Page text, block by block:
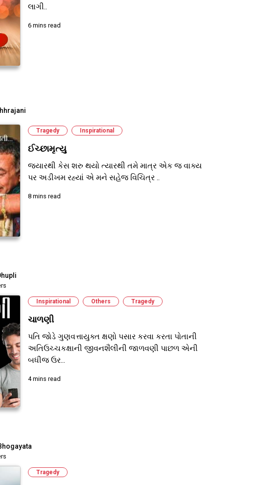
લાગી..
6 mins read
Tragedy Inspirational
ઈચ્છામૃત્યુ
જ્યારથી કેસ શરુ થયો ત્યારથી તમે માત્ર એક જ વાક્ય
પર અડીખમ રહ્યાં એ મને સહેજ વિચિત્ર ..
8 mins read
Inspirational Others Tragedy
ચાળણી
પતિ જોડે ગુણવત્તાયુક્ત ક્ષણો પસાર કરવા કરતા પોતાની
અતિઉચ્ચકક્ષાની જીવનશૈલીની જાળવણી પાછળ એની
બધીજ ઉર...
4 mins read
Tragedy